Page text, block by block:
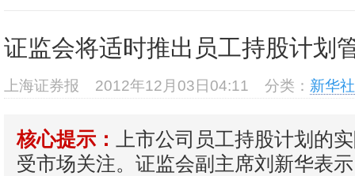
在
基
恒
证监会将适时推出员工持股计划
上海证券报 2012年12月03日04:11 分类： 新华
核心提示：
上市公司员工持股计划的
受市场关注。证监会副主席刘新华表